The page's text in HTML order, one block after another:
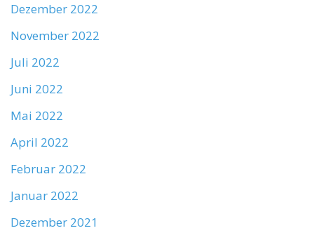
Dezember 2022
November 2022
Juli 2022
Juni 2022
Mai 2022
April 2022
Februar 2022
Januar 2022
Dezember 2021